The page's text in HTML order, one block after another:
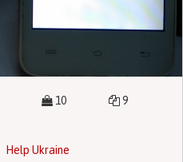
10 9
Help Ukraine